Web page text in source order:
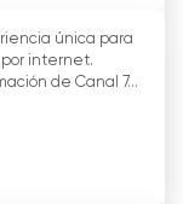
usuarios
desde
por un
tener que
única para
internet.
de Canal 7...